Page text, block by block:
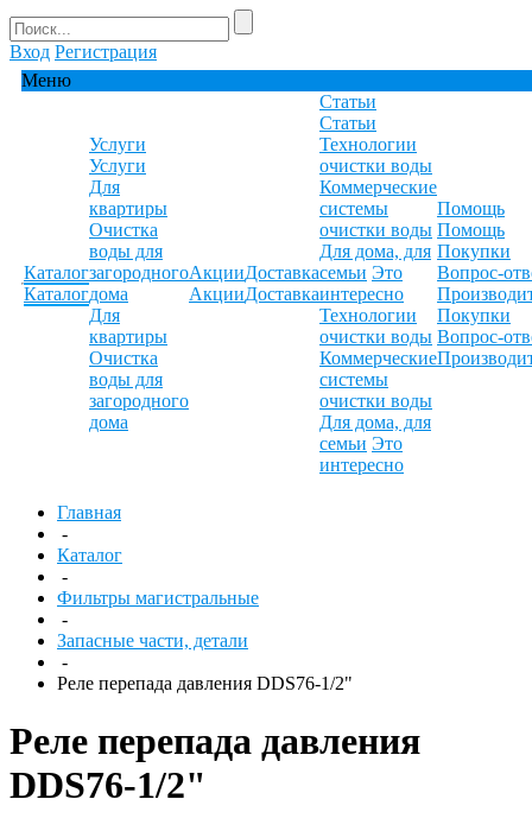
Вход Регистрация
Меню
Каталог
Каталог
Услуги
Услуги
Для
квартиры
Очистка
воды для
загородного
дома
Для
квартиры
Очистка
воды для
загородного
дома
Акции
Акции
Доставка
Доставка
Статьи
Статьи
Технологии
очистки воды
Коммерческие
системы
очистки воды
Для дома, для
семьи Это
интересно
Технологии
очистки воды
Коммерческие
системы
очистки воды
Для дома, для
семьи Это
интересно
Помощь
Помощь
Покупки
Вопрос-
Покупки
Вопрос-
Главная
-
Каталог
-
Фильтры магистральные
-
Запасные части, детали
-
Реле перепада давления DDS76-1/2"
Реле перепада давления
DDS76-1/2"